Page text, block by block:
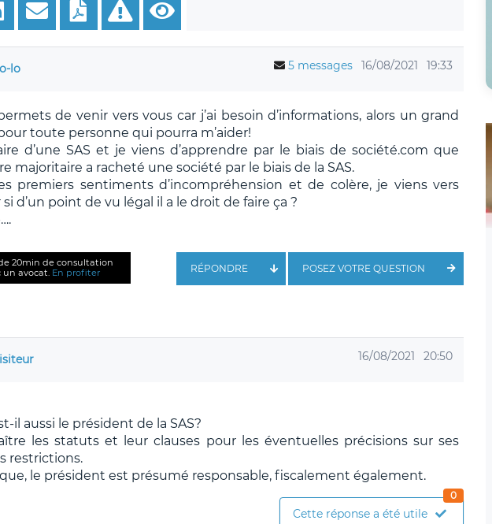
lo 5 messages 16/08/2021 19:33
de venir vers vous car j’ai besoin d’informations, alors un grand
toute personne qui pourra m’aider!
d’une SAS et je viens d’apprendre par le biais de société.com que
majoritaire a racheté une société par le biais de la SAS.
premiers sentiments d’incompréhension et de colère, je viens vers
d’un point de vu légal il a le droit de faire ça ?
20min de consultation
un avocat. En profiter POSEZ VOTRE QUESTION
RÉPONDRE
16/08/2021 20:50
il aussi le président de la SAS?
les statuts et leur clauses pour les éventuelles précisions sur ses
restrictions.
le président est présumé responsable, fiscalement également.
Cette réponse a été utile
0